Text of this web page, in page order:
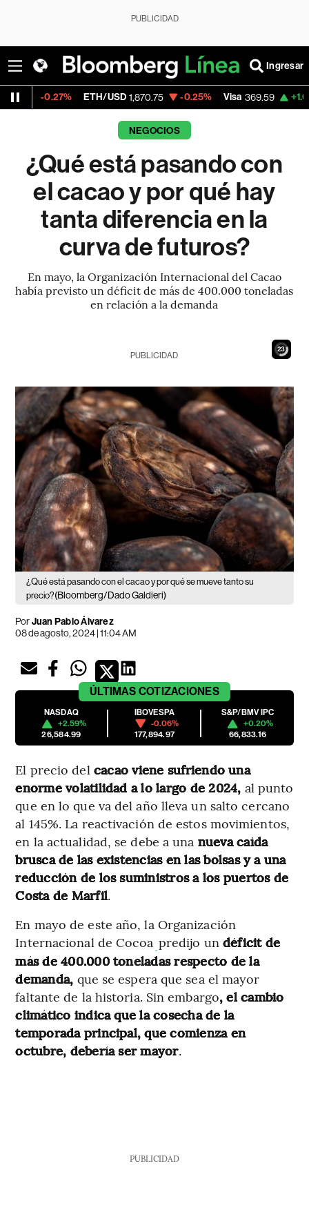
PUBLICIDAD
Ingresar
ETH/USD 1,870.75 -0.25% Visa 369.59 +1.07%
NEGOCIOS
¿Qué está pasando con
el cacao y por qué hay
tanta diferencia en la
curva de futuros?
En mayo, la Organización Internacional del Cacao
había previsto un déficit de más de 400.000 toneladas
en relación a la demanda
21
PUBLICIDAD
¿Qué está pasando con el cacao y por qué se mueve tanto su
precio?(Bloomberg/Dado Galdieri)
PorJuan Pablo Álvarez
08 de agosto, 2024 | 11:04 AM
ÚLTIMAS COTIZACIONES
NASDAQ
+2.59%
26,584.99
IBOVESPA
-0.06%
177,894.97
S&P/BMV IPC
+0.20%
66,833.16
El precio delcacao viene sufriendo una
enorme volatilidad a lo largo de 2024, al punto
que en lo que va del año lleva un salto cercano
al 145%. La reactivación de estos movimientos,
en la actualidad, se debe a una nueva caída
brusca de las existencias en las bolsas y a una
reducción de los suministros a los puertos de
Costa de Marfil.
En mayo de este año, la Organización
Internacional de Cocoa predijo un déficit de
más de 400.000 toneladas respecto de la
demanda, que se espera que sea el mayor
faltante de la historia. Sin embargo, el cambio
climático indica que la cosecha de la
temporada principal, que comienza en
octubre, debería ser mayor.
PUBLICIDAD